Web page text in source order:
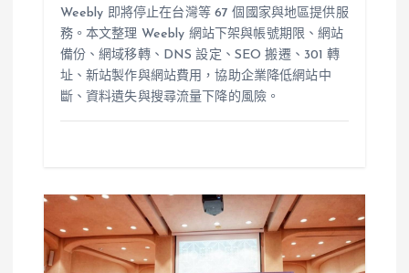
Weebly 即將停止在台灣等 67 個國家與地區提供服
務。本文整理 Weebly 網站下架與帳號期限、網站
備份、網域移轉、DNS 設定、SEO 搬遷、301 轉
址、新站製作與網站費用，協助企業降低網站中
斷、資料遺失與搜尋流量下降的風險。